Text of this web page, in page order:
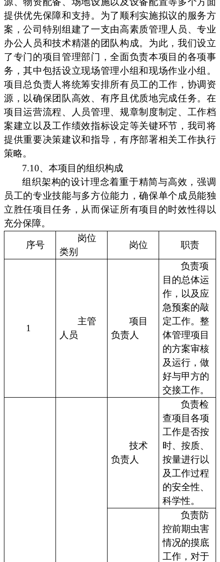
提供优先保障和支持。为了顺利实施拟议的服务方
案，公司特别组建了一支由高素质管理人员、专业
办公人员和技术精湛的团队构成。为此，我们设立
了专门的项目管理部门，全面负责本项目的各项事
务，其中包括设立现场管理小组和现场作业小组。
项目总负责人将统筹安排所有员工的工作，协调资
源，以确保团队高效、有序且优质地完成任务。在
项目运营流程、人员管理、规章制度制定、工作档
案建立以及工作绩效指标设定等关键环节，我司将
提供重要决策建议和指导，有序部署相关工作执行
策略。
7.10、本项目的组织构成
组织架构的设计理念着重于精简与高效，强调
员工的专业技能与多方位能力，确保单个成员能独
立胜任项目任务，从而保证所有项目的时效性得以
充分保障。
序号
岗位
类别
岗位 职责
1
主管
人员
项目
负责人
负责项
目的总体运
作，以及应
急预案的敲
定工作。整
体管理项目
的方案审核
及运行，做
好与甲方的
交接工作。
技术
负责人
负责检
查项目各项
工作是否按
时、按质、
按量进行以
及工作过程
的安全性、
科学性。
负责防
控前期虫害
情况的摸底
工作，对于